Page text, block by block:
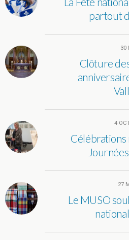
partout
30
Clôture
4
Célébrations
27
Le MUSO